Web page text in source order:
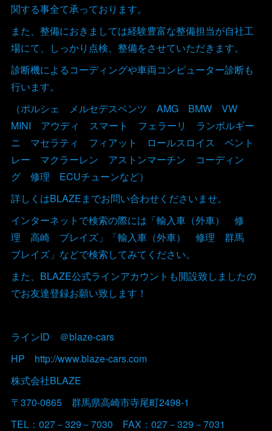
関する事全て承っております。
また、整備におきましては経験豊富な整備担当が自社工
場にて、しっかり点検、整備をさせていただきます。
診断機によるコーディングや車両コンピューター診断も
行います。
（ポルシェ メルセデスベンツ AMG BMW VW
MINI アウディ スマート フェラーリ ランボルギー
ニ マセラティ フィアット ロールスロイス ベント
レー マクラーレン アストンマーチン コーディン
グ 修理 ECUチューンなど）
詳しくはBLAZEまでお問い合わせくださいませ。
インターネットで検索の際には「輸入車（外車） 修
理 高崎 ブレイズ」「輸入車（外車） 修理 群馬
ブレイズ」などで検索してみてください。
また、BLAZE公式ラインアカウントも開設致しましたの
でお友達登録お願い致します！
ラインID ＠blaze-cars
HP http://www.blaze-cars.com
株式会社BLAZE
〒370-0865 群馬県高崎市寺尾町2498-1
TEL：027－329－7030 FAX：027－329－7031